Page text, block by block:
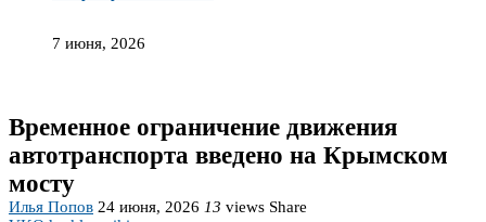
7 июня, 2026
Временное ограничение движения
автотранспорта введено на Крымском
мосту
Илья Попов 24 июня, 2026 13 views Share